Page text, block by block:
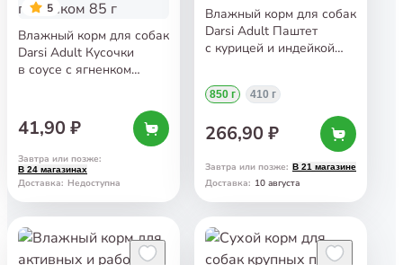
5
Влажный корм для собак
Darsi Adult Кусочки
в соусе с ягненком
41,90 ₽
Завтра или позже:
В 24 магазинах
Доставка: Недоступна
Влажный корм для собак
Darsi Adult Паштет
с курицей и индейкой
850 г 410 г
266,90 ₽
Завтра или позже: В 21 магазине
Доставка: 10 августа